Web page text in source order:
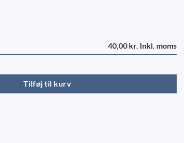
40,00 kr. Inkl. moms
Tilføj til kurv